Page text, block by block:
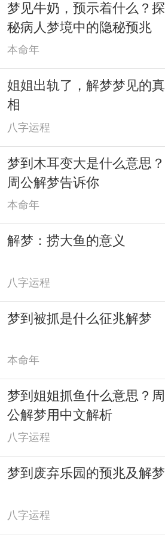
梦见牛奶，预示着什么？探
秘病人梦境中的隐秘预兆
本命年
姐姐出轨了，解梦梦见的真
相
八字运程
梦到木耳变大是什么意思？
周公解梦告诉你
本命年
解梦：捞大鱼的意义
八字运程
梦到被抓是什么征兆解梦
本命年
梦到姐姐抓鱼什么意思？周
公解梦用中文解析
八字运程
梦到废弃乐园的预兆及解梦
八字运程